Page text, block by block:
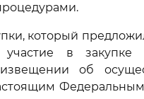
который
в закупке
об